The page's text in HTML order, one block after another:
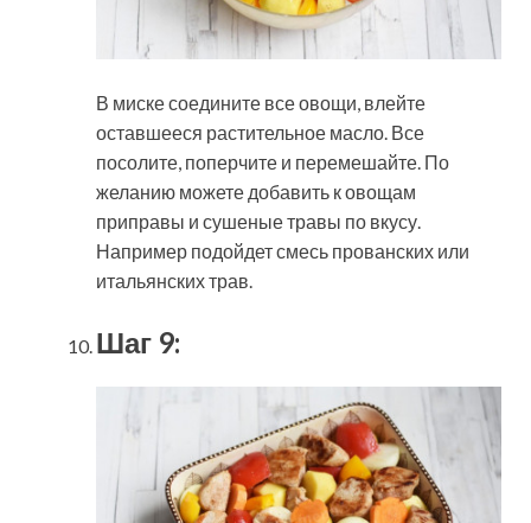
В миске соедините все овощи, влейте
оставшееся растительное масло. Все
посолите, поперчите и перемешайте. По
желанию можете добавить к овощам
приправы и сушеные травы по вкусу.
Например подойдет смесь прованских или
итальянских трав.
Шаг 9: